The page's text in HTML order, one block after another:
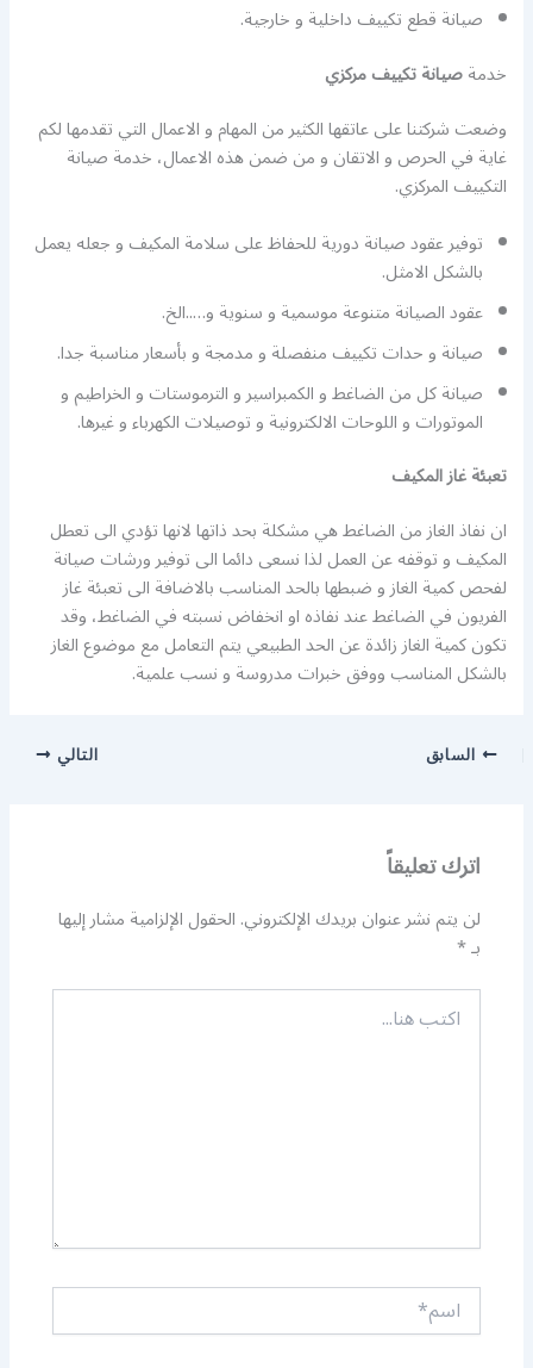
صيانة قطع تكييف داخلية و خارجية.
خدمةصيانة تكييف مركزي
وضعت شركتنا على عاتقها الكثير من المهام و الاعمال التي تقدمها لكم
غاية في الحرص و الاتقان و من ضمن هذه الاعمال، خدمة صيانة
التكييف المركزي.
توفير عقود صيانة دورية للحفاظ على سلامة المكيف و جعله يعمل
بالشكل الامثل.
عقود الصيانة متنوعة موسمية و سنوية و…..الخ.
صيانة و حدات تكييف منفصلة و مدمجة و بأسعار مناسبة جدا.
صيانة كل من الضاغط و الكمبراسير و الترموستات و الخراطيم و
الموتورات و اللوحات الالكترونية و توصيلات الكهرباء و غيرها.
تعبئة غاز المكيف
ان نفاذ الغاز من الضاغط هي مشكلة بحد ذاتها لانها تؤدي الى تعطل
المكيف و توقفه عن العمل لذا نسعى دائما الى توفير ورشات صيانة
لفحص كمية الغاز و ضبطها بالحد المناسب بالاضافة الى تعبئة غاز
الفريون في الضاغط عند نفاذه او انخفاض نسبته في الضاغط، وقد
تكون كمية الغاز زائدة عن الحد الطبيعي يتم التعامل مع موضوع الغاز
بالشكل المناسب ووفق خبرات مدروسة و نسب علمية.
السابق التالي
اترك تعليقاً
لن يتم نشر عنوان بريدك الإلكتروني.الحقول الإلزامية مشار إليها
بـ*
اكتب
هنا...
اسم*